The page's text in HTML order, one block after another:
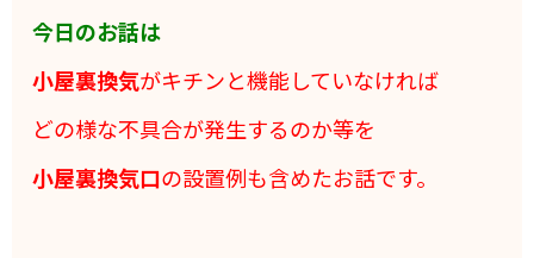
今日のお話は
小屋裏換気がキチンと機能していなければ
どの様な不具合が発生するのか等を
小屋裏換気口の設置例も含めたお話です。